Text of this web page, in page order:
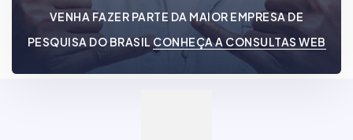
VENHA FAZER PARTE DA MAIOR EMPRESA DE
PESQUISA DO BRASIL CONHEÇA A CONSULTAS WEB